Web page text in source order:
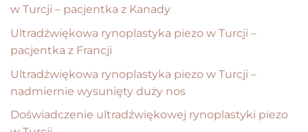
w Turcji – pacjentka z Kanady
Ultradźwiękowa rynoplastyka piezo w Turcji –
pacjentka z Francji
Ultradźwiękowa rynoplastyka piezo w Turcji –
nadmiernie wysunięty duży nos
Doświadczenie ultradźwiękowej rynoplastyki piezo